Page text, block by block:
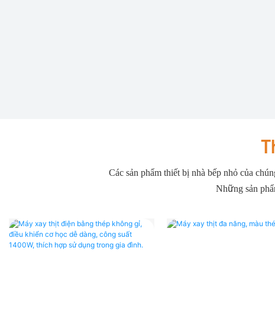
Các sản phẩm thiết bị nhà bếp nhỏ của
Những sản